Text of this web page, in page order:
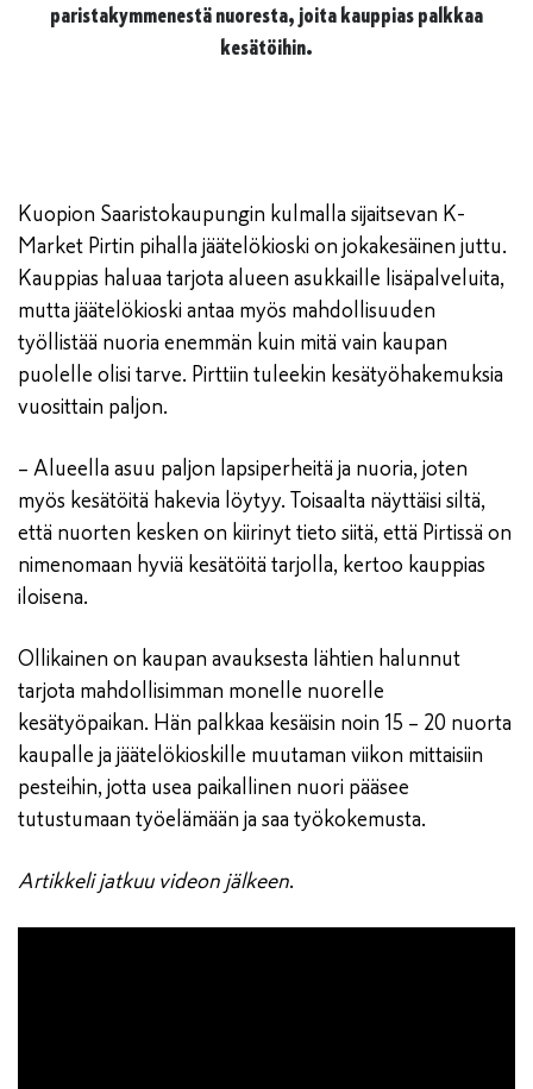
paristakymmenestä nuoresta, joita kauppias palkkaa
kesätöihin.
Kuopion Saaristokaupungin kulmalla sijaitsevan K-
Market Pirtin pihalla jäätelökioski on jokakesäinen juttu.
Kauppias haluaa tarjota alueen asukkaille lisäpalveluita,
mutta jäätelökioski antaa myös mahdollisuuden
työllistää nuoria enemmän kuin mitä vain kaupan
puolelle olisi tarve. Pirttiin tuleekin kesätyöhakemuksia
vuosittain paljon.
– Alueella asuu paljon lapsiperheitä ja nuoria, joten
myös kesätöitä hakevia löytyy. Toisaalta näyttäisi siltä,
että nuorten kesken on kiirinyt tieto siitä, että Pirtissä on
nimenomaan hyviä kesätöitä tarjolla, kertoo kauppias
iloisena.
Ollikainen on kaupan avauksesta lähtien halunnut
tarjota mahdollisimman monelle nuorelle
kesätyöpaikan. Hän palkkaa kesäisin noin 15 – 20 nuorta
kaupalle ja jäätelökioskille muutaman viikon mittaisiin
pesteihin, jotta usea paikallinen nuori pääsee
tutustumaan työelämään ja saa työkokemusta.
Artikkeli jatkuu videon jälkeen.